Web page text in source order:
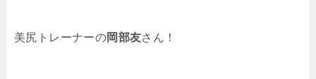
美尻トレーナーの岡部友さん！